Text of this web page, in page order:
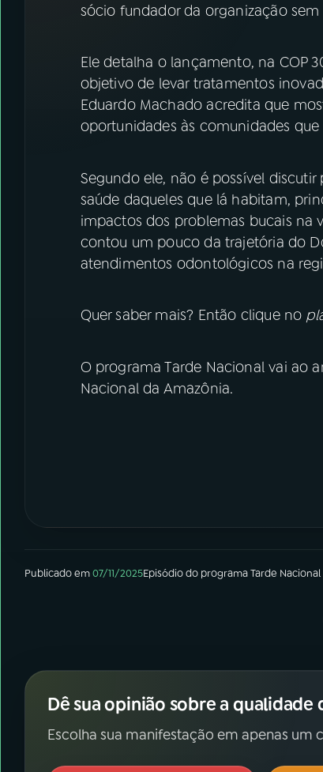
YouTube Facebook
Instagram X
sócio fundador da organização
Ele detalha o lançamento, na COP
objetivo de levar tratamentos
Eduardo Machado acredita que
oportunidades às comunidades
Segundo ele, não é possível
saúde daqueles que lá habitam,
impactos dos problemas bucais na
contou um pouco da trajetória do
atendimentos odontológicos na
Quer saber mais? Então clique no
O programa Tarde Nacional vai ao
Nacional da Amazônia.
Publicado em07/11/2025Episódiodo programaTarde
Dê sua opinião sobre a
Escolha sua manifestação em apenas um